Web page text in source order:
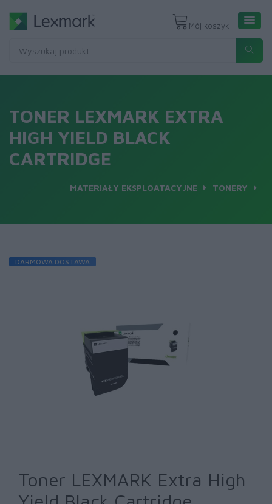
Mój koszyk
TONER LEXMARK EXTRA
HIGH YIELD BLACK
CARTRIDGE
MATERIAŁY EKSPLOATACYJNE TONERY
DARMOWA DOSTAWA
Toner LEXMARK Extra High